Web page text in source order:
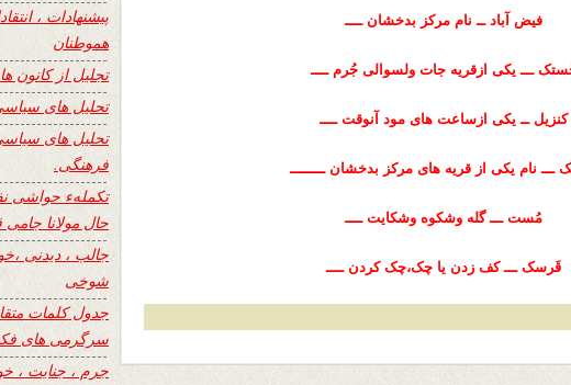
فیض آباد ــ نام مرکز بدخشان ــــ
ـــ یکی ازقریه جات ولسوالی جُرم ــــ
کنزیل ــ یکی ازساعت های مود آنوقت ــــ
ـــ نام یکی از قریه های مرکز بدخشان ــــــــ
مُست ـــ گله وشکوه وشکایت ــــ
قَرسک ـــ کف زدن یا چک،چک کردن ــــ
پیشنهادات ،
هموطنان
تجلیل از کانون
تحلیل های
تحلیل های
فرهنگی.
تکملهء حواشی
حال مولانا
جالب ، دیدنی
شوخی
جدول کلمات
سرگرمی های
جرم ، جنایت ،